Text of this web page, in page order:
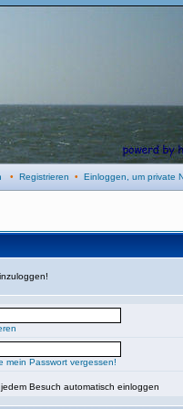
• Registrieren • Einloggen, um private
mein Passwort vergessen!
Besuch automatisch einloggen